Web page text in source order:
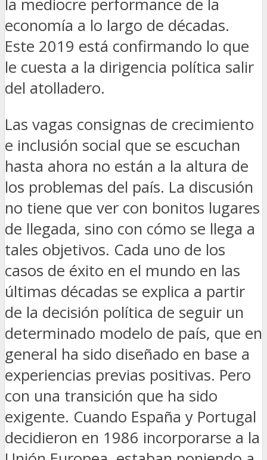
la mediocre performance de la
economía a lo largo de décadas.
Este 2019 está confirmando lo que
le cuesta a la dirigencia política salir
del atolladero.
Las vagas consignas de crecimiento
e inclusión social que se escuchan
hasta ahora no están a la altura de
los problemas del país. La discusión
no tiene que ver con bonitos lugares
de llegada, sino con cómo se llega a
tales objetivos. Cada uno de los
casos de éxito en el mundo en las
últimas décadas se explica a partir
de la decisión política de seguir un
determinado modelo de país, que en
general ha sido diseñado en base a
experiencias previas positivas. Pero
con una transición que ha sido
exigente. Cuando España y Portugal
decidieron en 1986 incorporarse a la